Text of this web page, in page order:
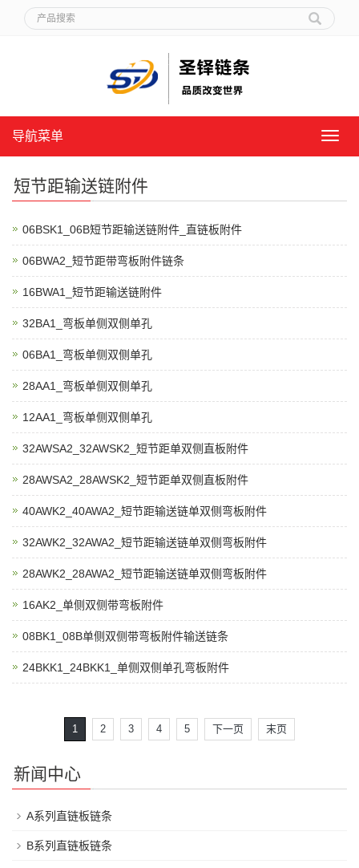
导
导航菜单
短节距输送链附件
06BSK1_06B短节距输送链附件_直链板附件
06BWA2_短节距带弯板附件链条
16BWA1_短节距输送链附件
32BA1_弯板单侧双侧单孔
06BA1_弯板单侧双侧单孔
28AA1_弯板单侧双侧单孔
12AA1_弯板单侧双侧单孔
32AWSA2_32AWSK2_短节距单双侧直板附件
28AWSA2_28AWSK2_短节距单双侧直板附件
40AWK2_40AWA2_短节距输送链单双侧弯板附件
32AWK2_32AWA2_短节距输送链单双侧弯板附件
28AWK2_28AWA2_短节距输送链单双侧弯板附件
16AK2_单侧双侧带弯板附件
08BK1_08B单侧双侧带弯板附件输送链条
24BKK1_24BKK1_单侧双侧单孔弯板附件
1 2 3 4 5 下一页 末页
新闻中心
A系列直链板链条
B系列直链板链条